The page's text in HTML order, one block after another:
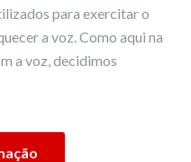
para exercitar o
a voz. Como aqui na
a voz, decidimos